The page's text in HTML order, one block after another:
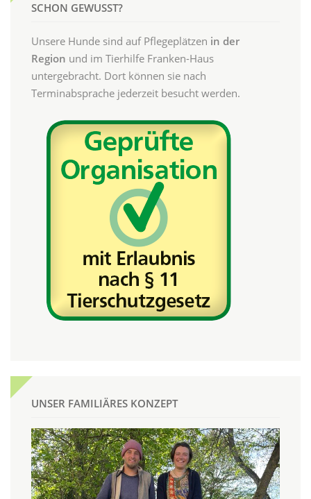
SCHON GEWUSST?
Unsere Hunde sind auf Pflegeplätzen in der
Region und im Tierhilfe Franken-Haus
untergebracht. Dort können sie nach
Terminabsprache jederzeit besucht werden.
UNSER FAMILIÄRES KONZEPT